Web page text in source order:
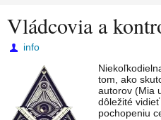
Vládcovia a
info
tom, ako
autorov (Mia
dôležité
pochopeniu